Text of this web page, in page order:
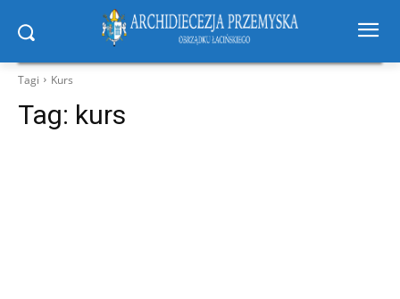
Tagi Kurs
Tag: kurs